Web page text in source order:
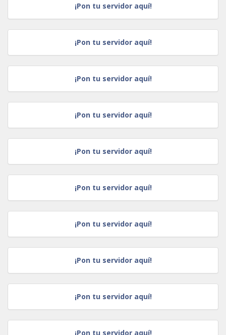
¡Pon tu servidor aquí!
¡Pon tu servidor aquí!
¡Pon tu servidor aquí!
¡Pon tu servidor aquí!
¡Pon tu servidor aquí!
¡Pon tu servidor aquí!
¡Pon tu servidor aquí!
¡Pon tu servidor aquí!
¡Pon tu servidor aquí!
¡Pon tu servidor aquí!